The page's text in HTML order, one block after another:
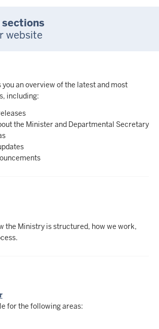
sections
website
an overview of the latest and most
including:
the Minister and Departmental Secretary
the Ministry is structured, how we work,
for the following areas: